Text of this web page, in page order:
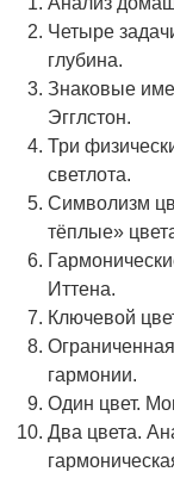
Четыре
глубина.
Знаковые
Эгглстон.
Три
светлота.
Символизм
тёплые»
Иттена.
Ключевой
гармонии.
Один цвет.
Два цвета.